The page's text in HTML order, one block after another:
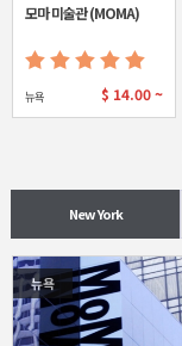
모마 미술관 (MOMA)
뉴욕 $ 14.00 ~
New York
뉴욕